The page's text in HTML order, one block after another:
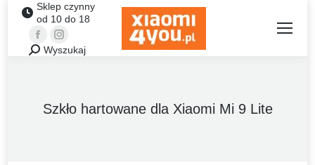
Sklep czynny
od 10 do 18
FacebookInstagram
Szukaj:Wyszukaj
Szkło hartowane dla Xiaomi Mi 9 Lite